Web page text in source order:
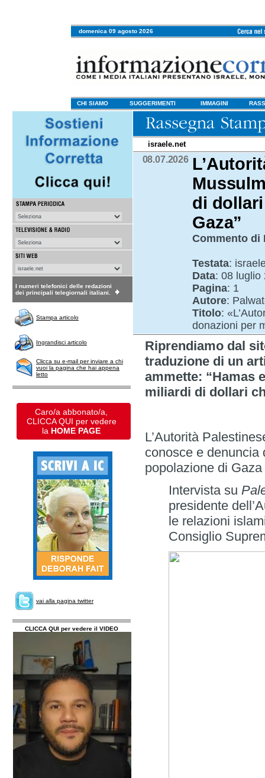
domenica 09 agosto 2026
CHI SIAMO SUGGERIMENTI IMMAGINI
I numeri telefonici delle redazioni
dei principali telegiornali italiani.
Stampa articolo
Ingrandisci articolo
Clicca su e-mail per inviare a chi
vuoi la pagina che hai appena
letto
Caro/a abbonato/a,
CLICCA QUI per vedere
la HOME PAGE
vai alla pagina twitter
CLICCA QUI per vedere il VIDEO
israele.net
08.07.2026
di
Gaza”
Commento di
Testata:
Data: 08 luglio
Pagina: 1
Autore:
Titolo:
donazioni per
Riprendiamo dal
traduzione di un
ammette: “Hamas
miliardi di dollari
L’Autorità
conosce e denuncia
popolazione di
Intervista su
presidente
le relazioni
Consiglio